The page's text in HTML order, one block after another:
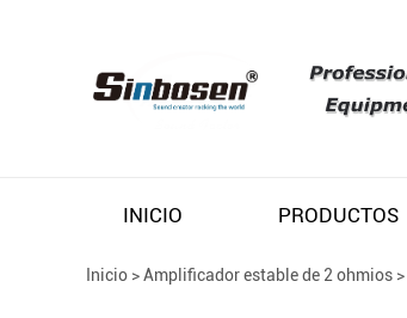
INICIO PRODUCTOS
Inicio >Amplificador estable de 2 ohmios >